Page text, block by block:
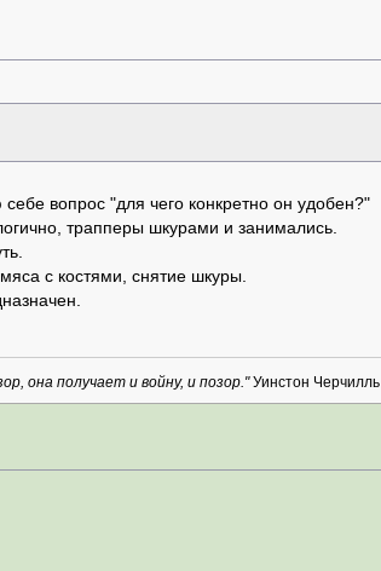
вопрос "для чего конкретно он удобен?"
трапперы шкурами и занимались.
с костями, снятие шкуры.
она получает и войну, и позор."Уинстон Черчилль